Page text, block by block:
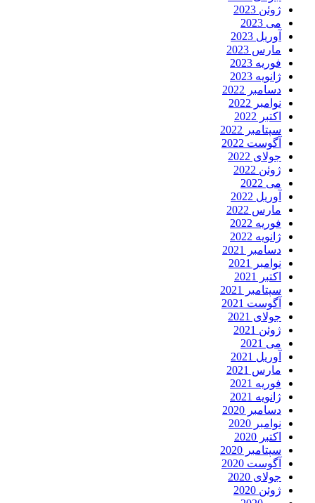
ژوئن 2023
می 2023
آوریل 2023
مارس 2023
فوریه 2023
ژانویه 2023
دسامبر 2022
نوامبر 2022
اکتبر 2022
سپتامبر 2022
آگوست 2022
جولای 2022
ژوئن 2022
می 2022
آوریل 2022
مارس 2022
فوریه 2022
ژانویه 2022
دسامبر 2021
نوامبر 2021
اکتبر 2021
سپتامبر 2021
آگوست 2021
جولای 2021
ژوئن 2021
می 2021
آوریل 2021
مارس 2021
فوریه 2021
ژانویه 2021
دسامبر 2020
نوامبر 2020
اکتبر 2020
سپتامبر 2020
آگوست 2020
جولای 2020
ژوئن 2020